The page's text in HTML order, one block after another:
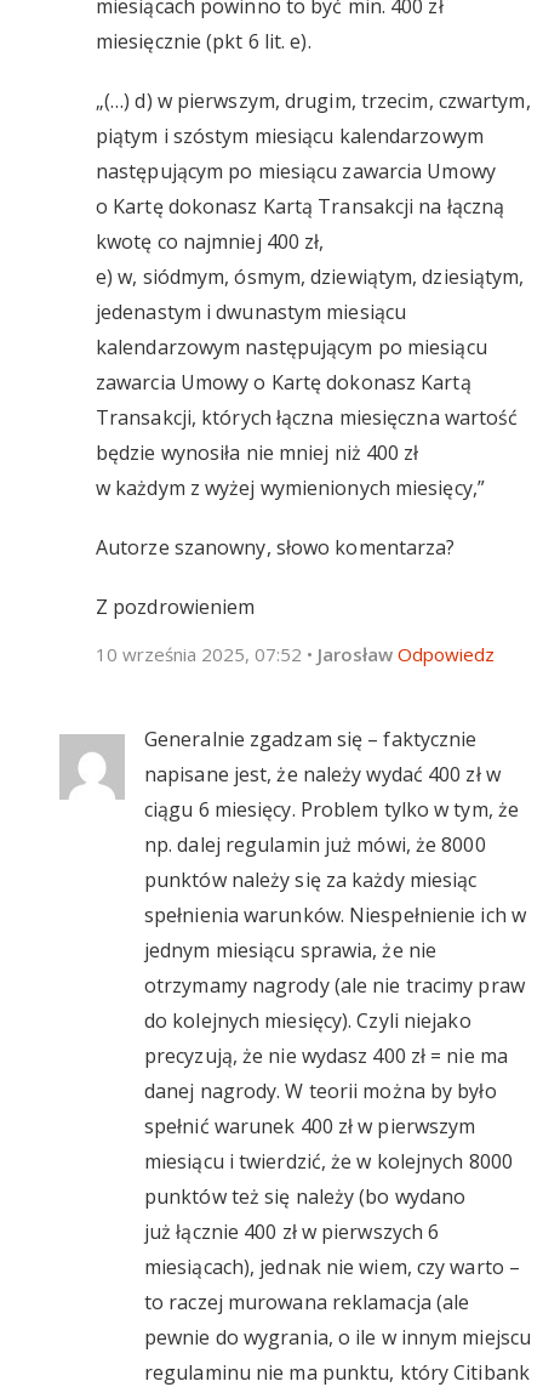
miesiącach powinno to być min. 400 zł
miesięcznie (pkt 6 lit. e).
„(…) d) w pierwszym, drugim, trzecim, czwartym,
piątym i szóstym miesiącu kalendarzowym
następującym po miesiącu zawarcia Umowy
o Kartę dokonasz Kartą Transakcji na łączną
kwotę co najmniej 400 zł,
e) w, siódmym, ósmym, dziewiątym, dziesiątym,
jedenastym i dwunastym miesiącu
kalendarzowym następującym po miesiącu
zawarcia Umowy o Kartę dokonasz Kartą
Transakcji, których łączna miesięczna wartość
będzie wynosiła nie mniej niż 400 zł
w każdym z wyżej wymienionych miesięcy,”
Autorze szanowny, słowo komentarza?
Z pozdrowieniem
10 września 2025, 07:52 • Jarosław Odpowiedz
Generalnie zgadzam się – faktycznie
napisane jest, że należy wydać 400 zł w
ciągu 6 miesięcy. Problem tylko w tym, że
np. dalej regulamin już mówi, że 8000
punktów należy się za każdy miesiąc
spełnienia warunków. Niespełnienie ich w
jednym miesiącu sprawia, że nie
otrzymamy nagrody (ale nie tracimy praw
do kolejnych miesięcy). Czyli niejako
precyzują, że nie wydasz 400 zł = nie ma
danej nagrody. W teorii można by było
spełnić warunek 400 zł w pierwszym
miesiącu i twierdzić, że w kolejnych 8000
punktów też się należy (bo wydano
już łącznie 400 zł w pierwszych 6
miesiącach), jednak nie wiem, czy warto –
to raczej murowana reklamacja (ale
pewnie do wygrania, o ile w innym miejscu
regulaminu nie ma punktu, który Citibank